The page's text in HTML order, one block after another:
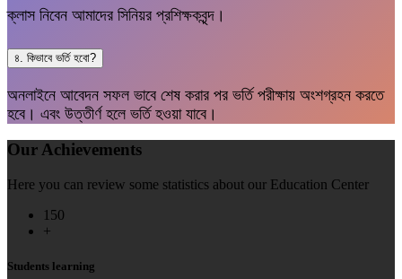
ক্লাস নিবেন আমাদের সিনিয়র প্রশিক্ষকবৃন্দ।
৪. কিভাবে ভর্তি হবো?
অনলাইনে আবেদন সফল ভাবে শেষ করার পর ভর্তি পরীক্ষায় অংশগ্রহন করতে
হবে। এবং উত্তীর্ণ হলে ভর্তি হওয়া যাবে।
Our Achievements
Here you can review some statistics about our Education Center
150
+
Students learning